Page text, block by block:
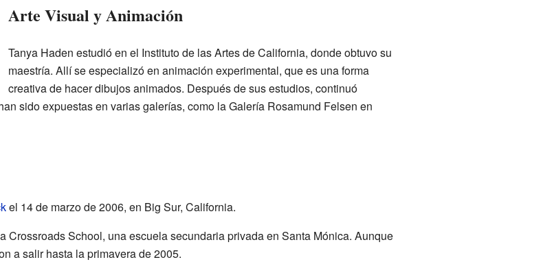
Arte Visual y Animación
Tanya Haden estudió en el Instituto de las Artes de California, donde obtuvo su
maestría. Allí se especializó en animación experimental, que es una forma
creativa de hacer dibujos animados. Después de sus estudios, continuó
sido expuestas en varias galerías, como la Galería Rosamund Felsen en
el 14 de marzo de 2006, en Big Sur, California.
Crossroads School, una escuela secundaria privada en Santa Mónica. Aunque
a salir hasta la primavera de 2005.